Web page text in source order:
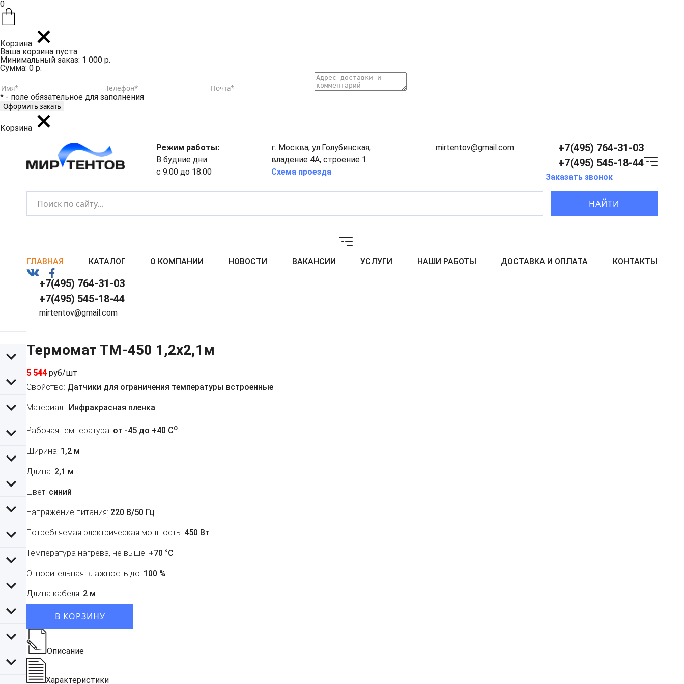
0
Корзина
Ваша корзина пуста
Минимальный заказ: 1 000 р.
Сумма: 0 р.
* - поле обязательное для заполнения
Корзина
Режим работы:
В будние дни
с 9:00 до 18:00
г. Москва, ул.Голубинская,
владение 4А, строение 1
Схема проезда
mirtentov@gmail.com
+7(495) 764-31-03
+7(495) 545-18-44
Заказать звонок
НАЙТИ
ГЛАВНАЯ КАТАЛОГ О КОМПАНИИ НОВОСТИ ВАКАНСИИ УСЛУГИ НАШИ РАБОТЫ ДОСТАВКА И ОПЛАТА КОНТАКТЫ
+7(495) 764-31-03
+7(495) 545-18-44
mirtentov@gmail.com
Термомат ТМ-450 1,2x2,1м
5 544 руб/шт
Свойство: Датчики для ограничения температуры встроенные
Материал : Инфракрасная пленка
Рабочая температура: от -45 до +40 Co
Ширина: 1,2 м
Длина: 2,1 м
Цвет: синий
Напряжение питания: 220 В/50 Гц
Потребляемая электрическая мощность: 450 Вт
Температура нагрева, не выше: +70 °С
Относительная влажность до: 100 %
Длина кабеля: 2 м
В КОРЗИНУ
Описание
Характеристики